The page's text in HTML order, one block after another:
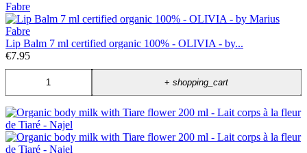
Lip Balm 7 ml certified organic 100% - OLIVIA - by...
€7.95
+shopping_cart